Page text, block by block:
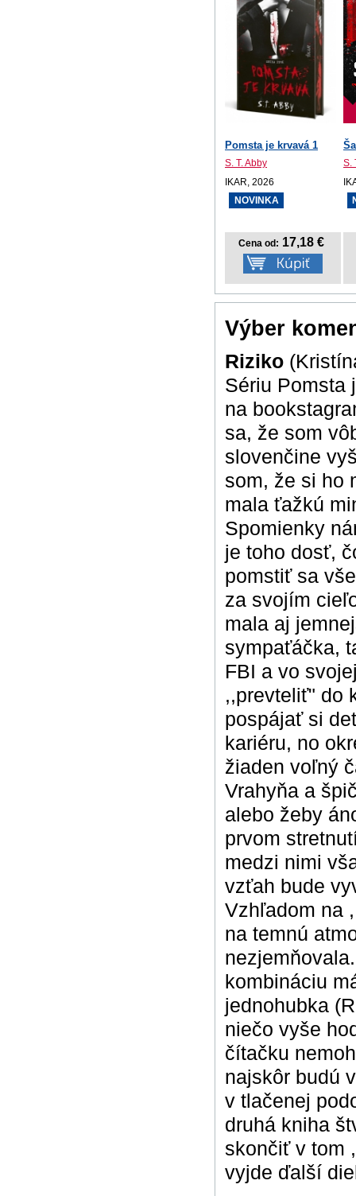
Pomsta je krvavá 1
S. T. Abby
IKAR, 2026
NOVINKA
Cena od: 17,18 €
S.
Výber
Riziko
Sériu Pomsta
na
sa, že som
slovenčine
som, že si ho
mala ťažkú
Spomienky
je toho dosť,
pomstiť sa
za svojím
mala aj
sympaťáčka,
FBI a vo
,,prevteliť" do
pospájať si
kariéru, no
žiaden voľný
Vrahyňa a
alebo žeby
prvom
medzi nimi
vzťah bude
Vzhľadom na
na temnú
kombináciu
jednohubka
niečo vyše
čítačku
najskôr budú
v tlačenej
druhá kniha
skončiť v tom
vyjde ďalší